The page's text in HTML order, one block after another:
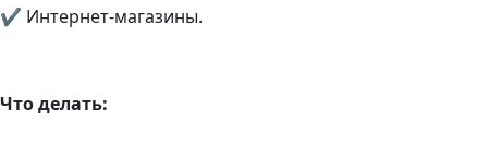
✔ Интернет-магазины.
Что делать: